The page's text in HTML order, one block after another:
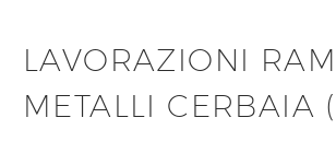
LAVORAZIONI
METALLI CERBAIA